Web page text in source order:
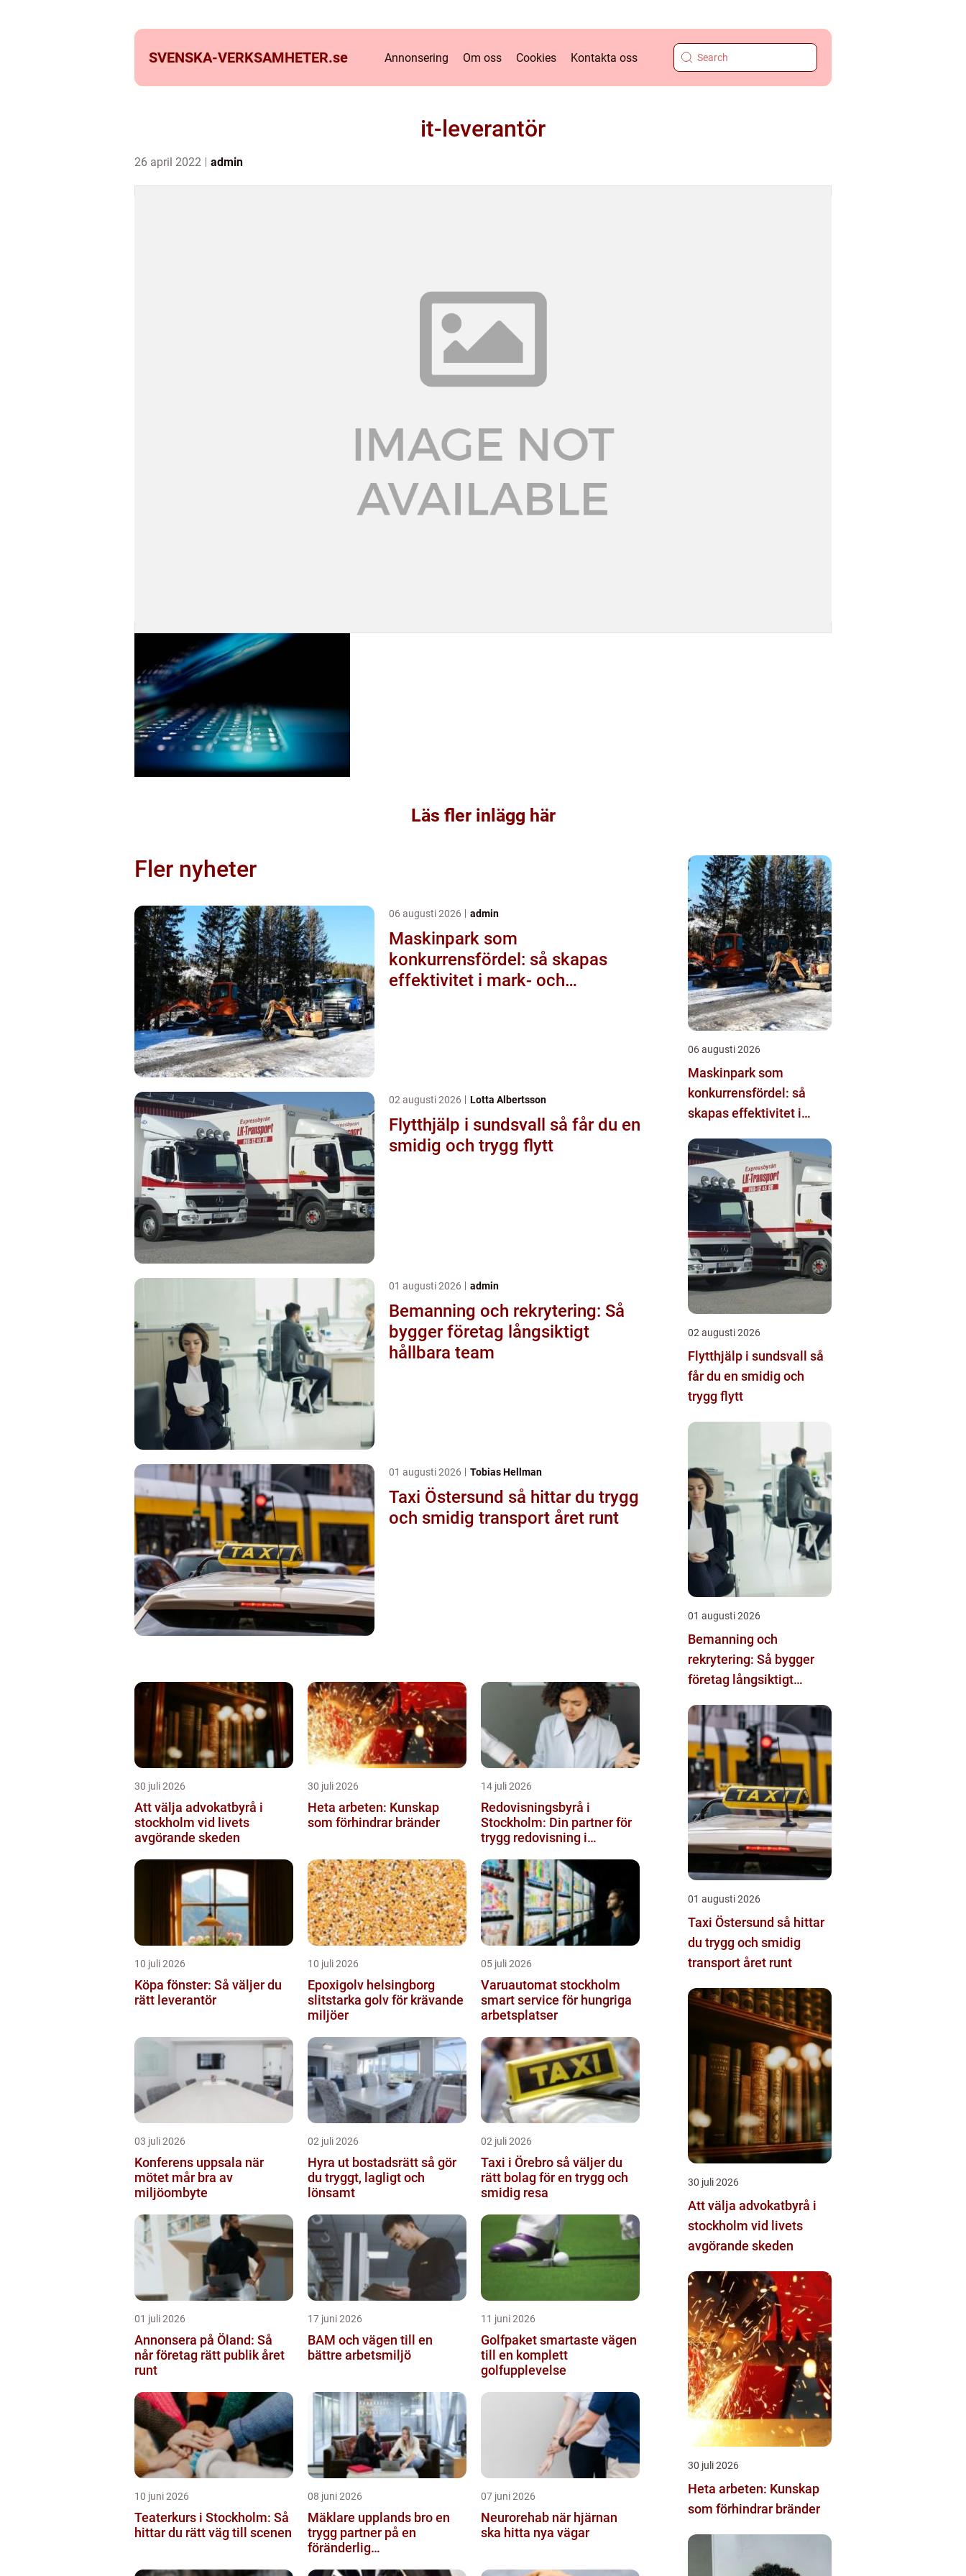
SVENSKA-VERKSAMHETER.se Annonsering Om oss Cookies Kontakta oss
it-leverantör
26 april 2022 admin
Läs fler inlägg här
Fler nyheter
06 augusti 2026 admin
Maskinpark som
konkurrensfördel: så skapas
effektivitet i mark- och
02 augusti 2026 Lotta Albertsson
Flytthjälp i sundsvall så får du en
smidig och trygg flytt
01 augusti 2026 admin
Bemanning och rekrytering: Så
bygger företag långsiktigt
hållbara team
01 augusti 2026 Tobias Hellman
Taxi Östersund så hittar du trygg
och smidig transport året runt
30 juli 2026
Att välja advokatbyrå i
stockholm vid livets
avgörande skeden
30 juli 2026
Heta arbeten: Kunskap
som förhindrar bränder
14 juli 2026
Redovisningsbyrå i
Stockholm: Din partner för
trygg redovisning i
10 juli 2026
Köpa fönster: Så väljer du
rätt leverantör
10 juli 2026
Epoxigolv helsingborg
slitstarka golv för krävande
miljöer
05 juli 2026
Varuautomat stockholm
smart service för hungriga
arbetsplatser
03 juli 2026
Konferens uppsala när
mötet mår bra av
miljöombyte
02 juli 2026
Hyra ut bostadsrätt så gör
du tryggt, lagligt och
lönsamt
02 juli 2026
Taxi i Örebro så väljer du
rätt bolag för en trygg och
smidig resa
01 juli 2026
Annonsera på Öland: Så
når företag rätt publik året
runt
17 juni 2026
BAM och vägen till en
bättre arbetsmiljö
11 juni 2026
Golfpaket smartaste vägen
till en komplett
golfupplevelse
10 juni 2026
Teaterkurs i Stockholm: Så
hittar du rätt väg till scenen
08 juni 2026
Mäklare upplands bro en
trygg partner på en
föränderlig
07 juni 2026
Neurorehab när hjärnan
ska hitta nya vägar
06 augusti 2026
Maskinpark som
konkurrensfördel: så
skapas effektivitet i
02 augusti 2026
Flytthjälp i sundsvall så
får du en smidig och
trygg flytt
01 augusti 2026
Bemanning och
rekrytering: Så bygger
företag långsiktigt
01 augusti 2026
Taxi Östersund så hittar
du trygg och smidig
transport året runt
30 juli 2026
Att välja advokatbyrå i
stockholm vid livets
avgörande skeden
30 juli 2026
Heta arbeten: Kunskap
som förhindrar bränder